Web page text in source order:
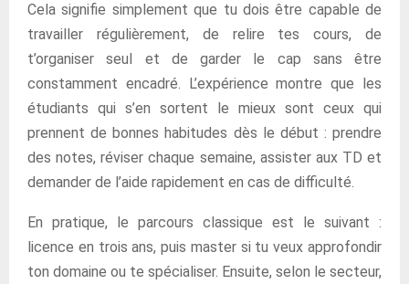
Cela signifie simplement que tu dois être capable de
travailler régulièrement, de relire tes cours, de
t’organiser seul et de garder le cap sans être
constamment encadré. L’expérience montre que les
étudiants qui s’en sortent le mieux sont ceux qui
prennent de bonnes habitudes dès le début : prendre
des notes, réviser chaque semaine, assister aux TD et
demander de l’aide rapidement en cas de difficulté.
En pratique, le parcours classique est le suivant :
licence en trois ans, puis master si tu veux approfondir
ton domaine ou te spécialiser. Ensuite, selon le secteur,